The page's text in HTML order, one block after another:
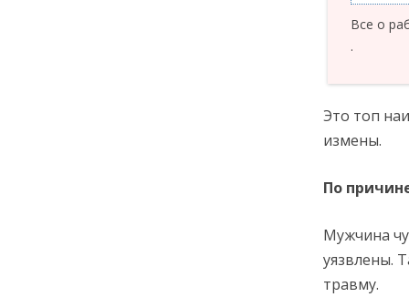
Все о
.
Это топ
измены.
По
Мужчина
уязвлены.
травму.